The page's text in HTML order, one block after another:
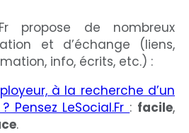
propose de nombreux
et d’échange (liens,
info, écrits, etc.) :
à la recherche d’un
Pensez LeSocial.Fr : facile,
.